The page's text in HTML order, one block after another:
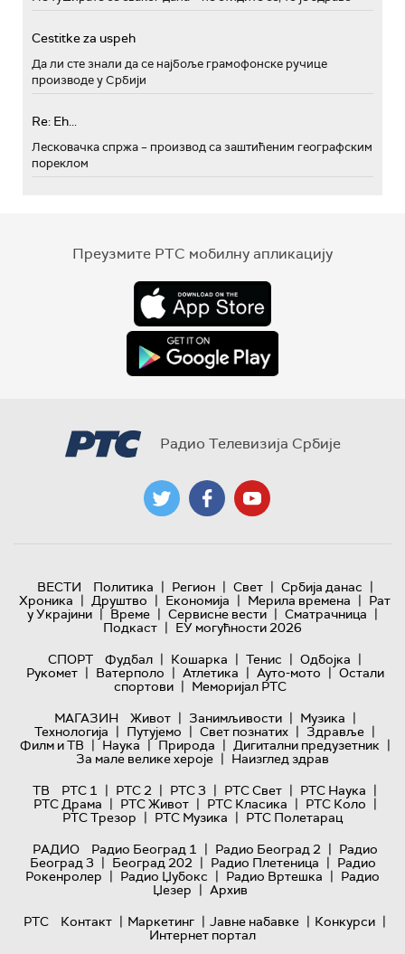
Cestitke za uspeh
Да ли сте знали да се најбоље грамофонске ручице
производе у Србији
Re: Eh...
Лесковачка спржа – производ са заштићеним географским
пореклом
Преузмите РТС мобилну апликацију
Радио Телевизија Србије
ВЕСТИ Политика | Регион | Свет | Србија данас |
Хроника | Друштво | Економија | Мерила времена | Рат
у Украјини | Време | Сервисне вести | Сматрачница |
Подкаст | ЕУ могућности 2026
СПОРТ
Фудбал | Кошарка | Тенис | Одбојка |
Рукомет | Ватерполо | Атлетика | Ауто-мото | Остали
спортови | Меморијал РТС
МАГАЗИН
Живот | Занимљивости | Музика |
Технологијa | Путујемо | Свет познатих | Здравље |
Филм и ТВ | Наука | Природа | Дигитални предузетник |
За мале велике хероје | Наизглед здрав
ТВ
РТС 1 | РТС 2 | РТС 3 | РТС Свет | РТС Наука |
РТС Драма | РТС Живот | РТС Класика | РТС Коло |
РТС Трезор | РТС Музика | РТС Полетарац
РАДИО
Радио Београд 1 | Радио Београд 2 | Радио
Београд 3 | Београд 202 | Радио Плетеница | Радио
Рокенролер | Радио Џубокс | Радио Вртешка | Радио
Џезер | Архив
РТС
Контакт | Маркетинг | Јавне набавке | Конкурси |
Интернет портал